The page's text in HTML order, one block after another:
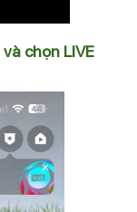
chọn LIVE